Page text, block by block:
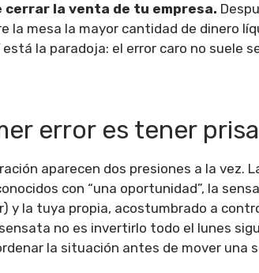
cerrar la venta de tu empresa.
la mesa la mayor cantidad de dinero
está la paradoja: el error caro no suele
error es tener prisa
aparecen dos presiones a la vez.
con “una oportunidad”, la
y la tuya propia, acostumbrado a
no es invertirlo todo el lunes
la situación antes de mover una